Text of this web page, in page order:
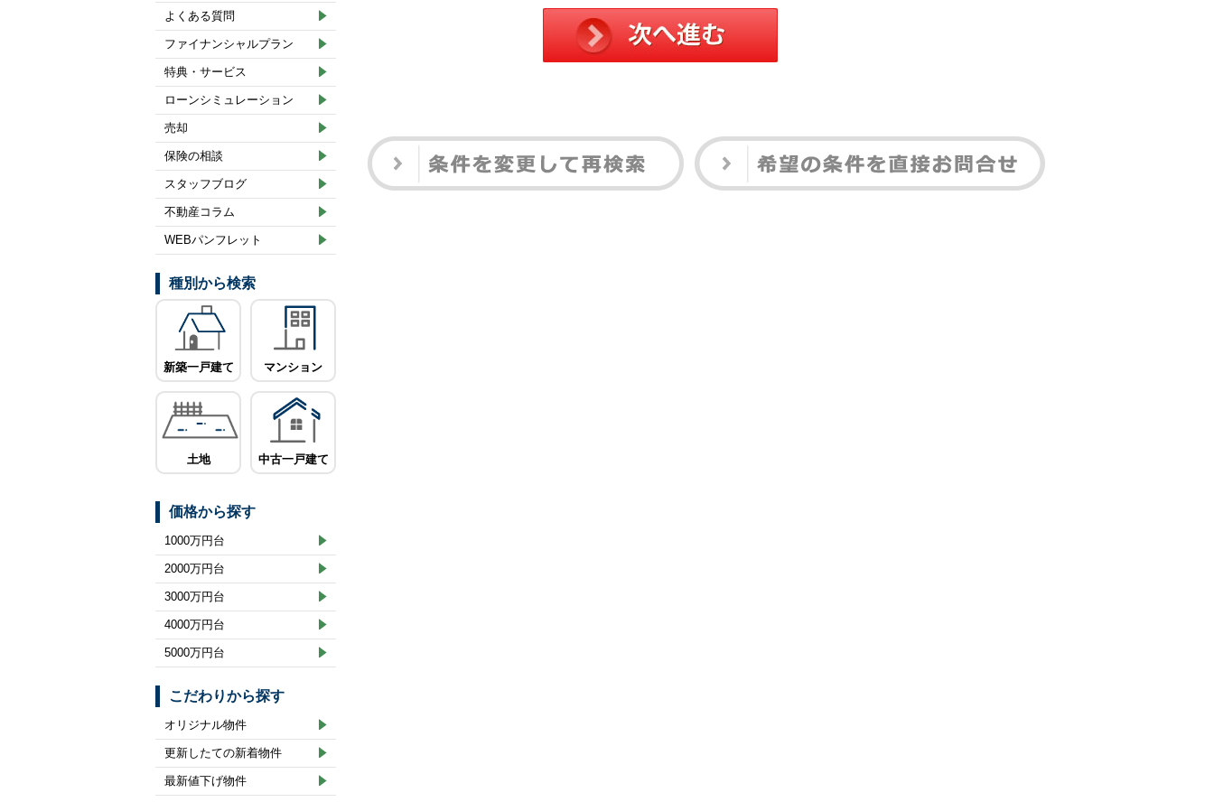
よくある質問
ファイナンシャルプラン
特典・サービス
ローンシミュレーション
売却
保険の相談
スタッフブログ
不動産コラム
WEBパンフレット
種別から検索
新築一戸建て マンション
土地 中古一戸建て
価格から探す
1000万円台
2000万円台
3000万円台
4000万円台
5000万円台
こだわりから探す
オリジナル物件
更新したての新着物件
最新値下げ物件